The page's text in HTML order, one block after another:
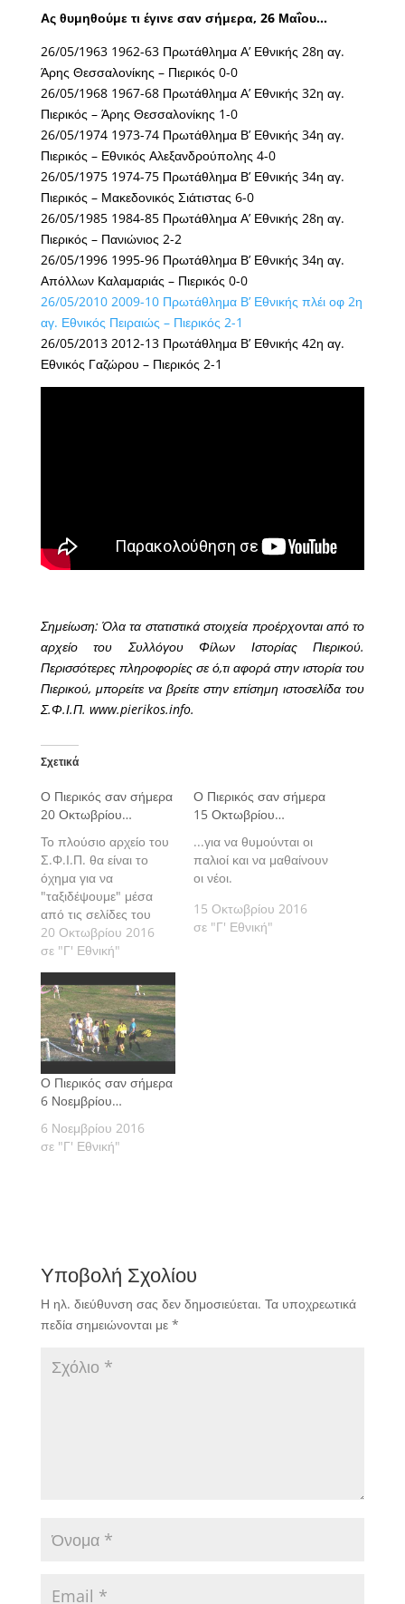
Ας θυμηθούμε τι έγινε σαν σήμερα, 26 Μαΐου…
26/05/1963 1962-63 Πρωτάθλημα Α’ Εθνικής 28η αγ.
Άρης Θεσσαλονίκης – Πιερικός 0-0
26/05/1968 1967-68 Πρωτάθλημα Α’ Εθνικής 32η αγ.
Πιερικός – Άρης Θεσσαλονίκης 1-0
26/05/1974 1973-74 Πρωτάθλημα Β’ Εθνικής 34η αγ.
Πιερικός – Εθνικός Αλεξανδρούπολης 4-0
26/05/1975 1974-75 Πρωτάθλημα Β’ Εθνικής 34η αγ.
Πιερικός – Μακεδονικός Σιάτιστας 6-0
26/05/1985 1984-85 Πρωτάθλημα Α’ Εθνικής 28η αγ.
Πιερικός – Πανιώνιος 2-2
26/05/1996 1995-96 Πρωτάθλημα Β’ Εθνικής 34η αγ.
Απόλλων Καλαμαριάς – Πιερικός 0-0
26/05/2010 2009-10 Πρωτάθλημα Β’ Εθνικής πλέι οφ 2η
αγ. Εθνικός Πειραιώς – Πιερικός 2-1
26/05/2013 2012-13 Πρωτάθλημα Β’ Εθνικής 42η αγ.
Εθνικός Γαζώρου – Πιερικός 2-1
Σημείωση: Όλα τα στατιστικά στοιχεία προέρχονται από το
αρχείο του Συλλόγου Φίλων Ιστορίας Πιερικού.
Περισσότερες πληροφορίες σε ό,τι αφορά στην ιστορία του
Πιερικού, μπορείτε να βρείτε στην επίσημη ιστοσελίδα του
Σ.Φ.Ι.Π. www.pierikos.info.
Σχετικά
Ο Πιερικός σαν σήμερα
20 Οκτωβρίου…
Το πλούσιο αρχείο του
Σ.Φ.Ι.Π. θα είναι το
όχημα για να
"ταξιδέψουμε" μέσα
από τις σελίδες του
katerinisport.gr, στο
παρελθόν,
δημοσιεύονται
καθημερινά τι έγινε
"σαν σήμερα" στα
παιχνίδια του Πιερικού
από την ίδρυσή του το
1961 μέχρι και σήμερα.
20 Οκτωβρίου 2016
σε "Γ' Εθνική"
Ο Πιερικός σαν σήμερα
15 Οκτωβρίου…
...για να θυμούνται οι
παλιοί και να μαθαίνουν
οι νέοι.
15 Οκτωβρίου 2016
σε "Γ' Εθνική"
Ο Πιερικός σαν σήμερα
6 Νοεμβρίου…
6 Νοεμβρίου 2016
σε "Γ' Εθνική"
Υποβολή Σχολίου
Η ηλ. διεύθυνση σας δεν δημοσιεύεται. Τα υποχρεωτικά
πεδία σημειώνονται με *